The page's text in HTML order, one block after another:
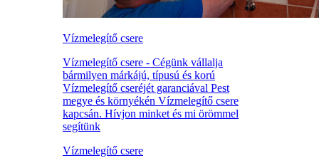
Vízmelegítő csere
Vízmelegítő csere - Cégünk vállalja
bármilyen márkájú, típusú és korú
Vízmelegítő cseréjét garanciával Pest
megye és környékén Vízmelegítő csere
kapcsán. Hívjon minket és mi örömmel
segítünk
Vízmelegítő csere